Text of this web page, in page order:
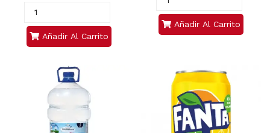
Añadir Al Carrito
Añadir Al Carrito